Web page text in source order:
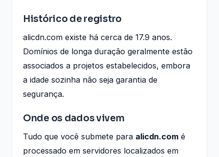
Histórico de registro
alicdn.com existe há cerca de 17.9 anos.
Domínios de longa duração geralmente estão
associados a projetos estabelecidos, embora
a idade sozinha não seja garantia de
segurança.
Onde os dados vivem
Tudo que você submete para alicdn.com é
processado em servidores localizados em